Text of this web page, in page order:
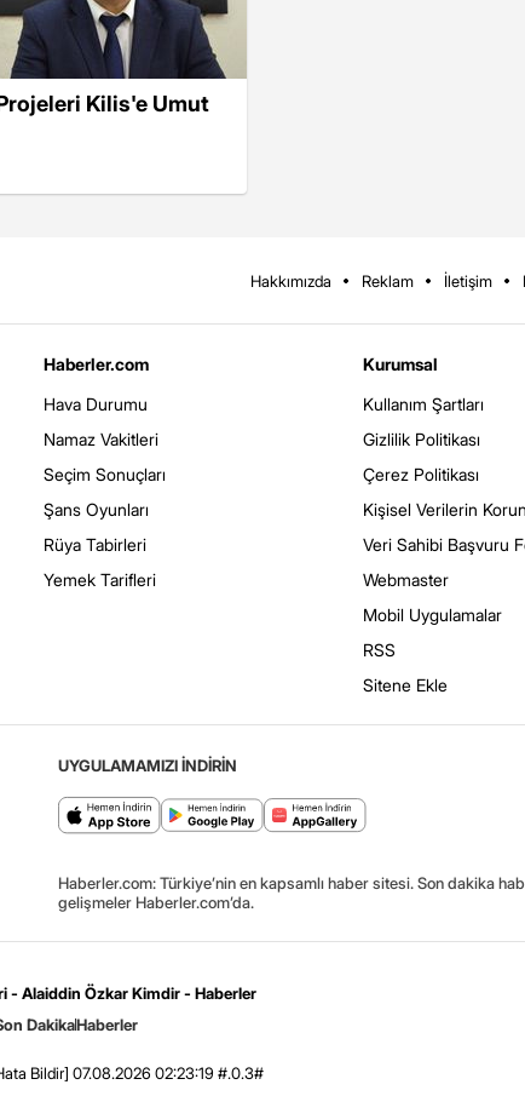
Kilis'e Umut
Hakkımızda Reklam İletişim
Haberler.com
Hava Durumu
Namaz Vakitleri
Seçim Sonuçları
Şans Oyunları
Rüya Tabirleri
Yemek Tarifleri
Kurumsal
Kullanım Şartları
Gizlilik Politikası
Çerez Politikası
Kişisel Verilerin
Veri Sahibi Başvuru
Webmaster
Mobil Uygulamalar
RSS
Sitene Ekle
UYGULAMAMIZI İNDİRİN
Haberler.com: Türkiye’nin en kapsamlı haber sitesi. Son dakika
gelişmeler Haberler.com’da.
- Alaiddin Özkar Kimdir - Haberler
DakikaHaberler
Bildir] 07.08.2026 02:23:19 #.0.3#